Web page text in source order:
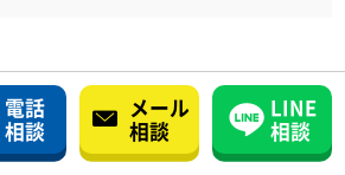
くらいになるか不安です
分解することで目安を立てる
電話
相談
メール
相談
LINE
相談